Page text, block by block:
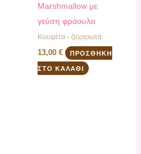
Marshmallow με
γεύση φράουλα
Κουφέτα - ζαχαρωτά
13,00 € ΠΡΟΣΘΉΚΗ
ΣΤΟ ΚΑΛΆΘΙ